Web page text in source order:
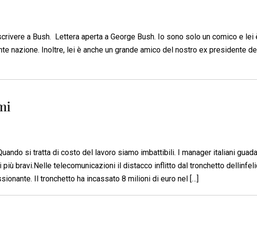
a Bush.  Lettera aperta a George Bush. Io sono solo un comico e lei
nazione. Inoltre, lei è anche un grande amico del nostro ex presidente
si tratta di costo del lavoro siamo imbattibili. I manager italiani
bravi.Nelle telecomunicazioni il distacco inflitto dal tronchetto
Il tronchetto ha incassato 8 milioni di euro nel […]